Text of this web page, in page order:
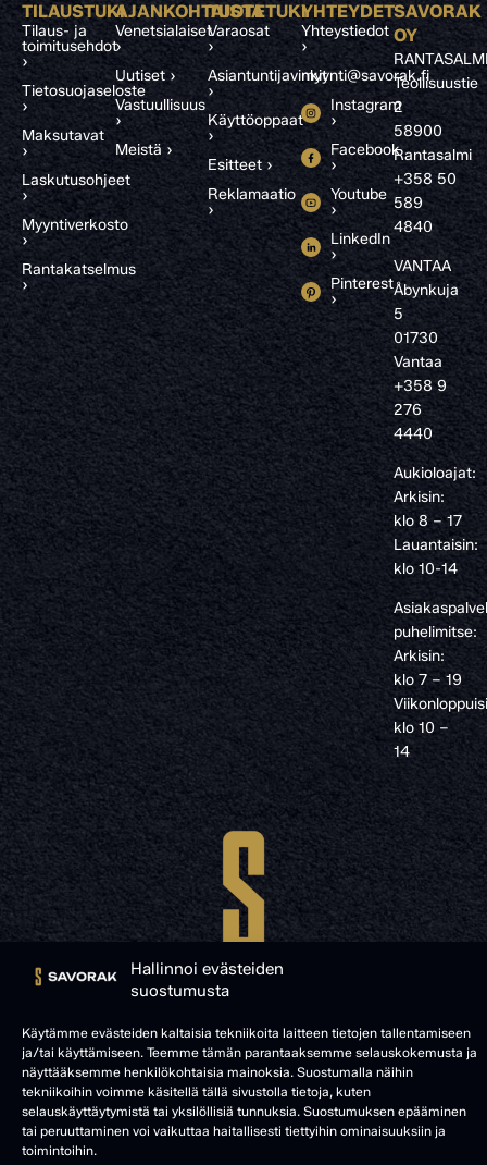
Hallinnoi evästeiden
suostumusta
Käytämme evästeiden kaltaisia tekniikoita laitteen tietojen tallentamiseen
ja/tai käyttämiseen. Teemme tämän parantaaksemme selauskokemusta ja
näyttääksemme henkilökohtaisia mainoksia. Suostumalla näihin
tekniikoihin voimme käsitellä tällä sivustolla tietoja, kuten
selauskäyttäytymistä tai yksilöllisiä tunnuksia. Suostumuksen epääminen
tai peruuttaminen voi vaikuttaa haitallisesti tiettyihin ominaisuuksiin ja
toimintoihin.
TILAUSTUKI
Tilaus- ja
toimitusehdot
›
Tietosuojaseloste
›
Maksutavat
›
Laskutusohjeet
›
Myyntiverkosto
›
Rantakatselmus
›
AJANKOHTAISTA
Venetsialaiset
›
Uutiset ›
Vastuullisuus
›
Meistä ›
TUOTETUKI
Varaosat
›
Asiantuntijavinkit
›
Käyttöoppaat
›
Esitteet ›
Reklamaatio
›
YHTEYDET
Yhteystiedot
›
myynti@savorak.fi
Instagram
›
Facebook
›
Youtube
›
LinkedIn
›
Pinterest
›
SAVORAK
OY
Teollisuustie
2
58900
Rantasalmi
+358 50
589
4840
VANTAA
Åbynkuja
5
01730
Vantaa
+358 9
276
4440
Aukioloajat:
Arkisin:
klo 8 – 17
Lauantaisin:
klo 10-14
puhelimitse:
Arkisin:
klo 7 – 19
klo 10 –
14
© SAVORAK 2025